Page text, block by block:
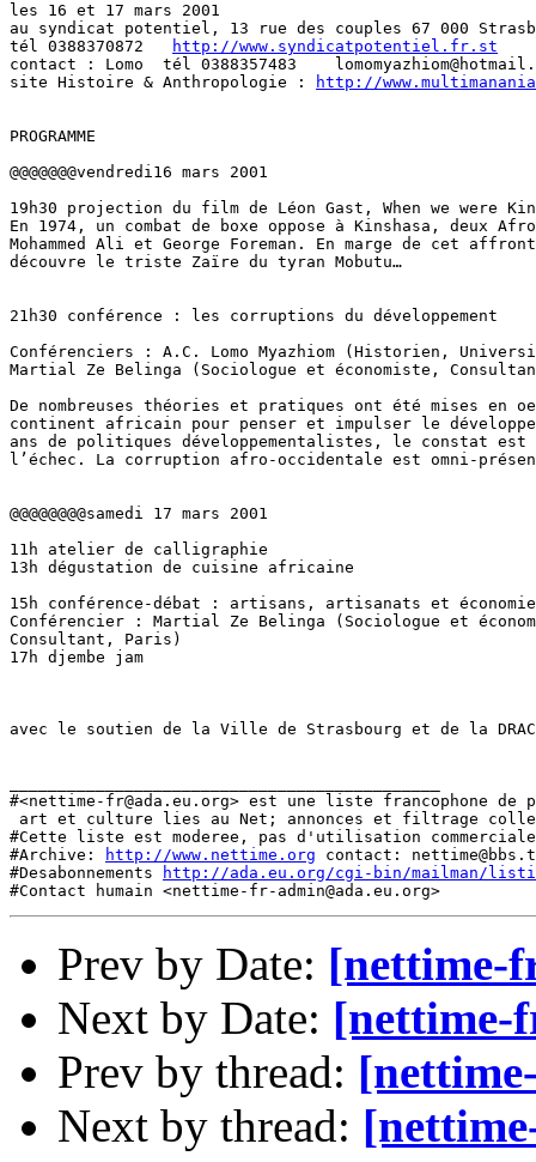
les 16 et 17 mars 2001
au syndicat potentiel, 13 rue des couples 67 000
tél 0388370872
http://www.syndicatpotentiel.fr.st
contact : Lomo  tél 0388357483
site Histoire & Anthropologie :
http://
PROGRAMME
@@@@@@@vendredi16 mars 2001
19h30 projection du film de Léon Gast, When we were
En 1974, un combat de boxe oppose à Kinshasa, deux
Mohammed Ali et George Foreman. En marge de cet
découvre le triste Zaïre du tyran Mobutu…
21h30 conférence : les corruptions du développement
Conférenciers : A.C. Lomo Myazhiom (Historien,
Martial Ze Belinga (Sociologue et économiste,
De nombreuses théories et pratiques ont été mises en
continent africain pour penser et impulser le
ans de politiques développementalistes, le constat
l’échec. La corruption afro-occidentale est omni-
@@@@@@@@samedi 17 mars 2001
11h atelier de calligraphie
13h dégustation de cuisine africaine
15h conférence-débat : artisans, artisanats et
Conférencier : Martial Ze Belinga (Sociologue et
Consultant, Paris)
17h djembe jam
avec le soutien de la Ville de Strasbourg et de la
#<nettime-fr@ada.eu.org> est une liste francophone de
art et culture lies au Net; annonces et filtrage
#Cette liste est moderee, pas d'utilisation
#Archive:
http://www.nettime.org contact:
#Desabonnements
http://ada.eu.org/cgi-bin/mailman/
Prev by Date: [nettime-
Next by Date: [nettime-
Prev by thread:
Next by thread: